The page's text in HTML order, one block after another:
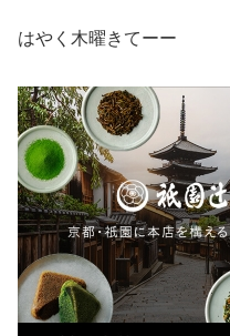
はやく木曜きてーー